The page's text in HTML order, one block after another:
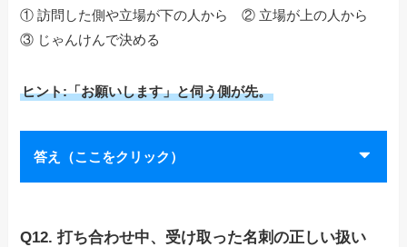
① 訪問した側や立場が下の人から ② 立場が上の人から
③ じゃんけんで決める
ヒント:「お願いします」と伺う側が先。
答え（ここをクリック）
Q12. 打ち合わせ中、受け取った名刺の正しい扱い